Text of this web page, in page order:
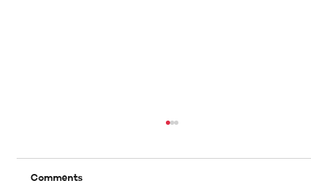
Comments